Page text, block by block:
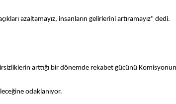
azaltamayız, insanların gelirlerini artıramayız" dedi.
arttığı bir dönemde rekabet gücünü
odaklanıyor.